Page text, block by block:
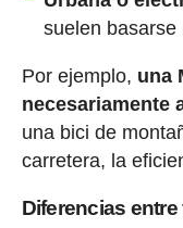
suelen basarse
Por ejemplo, una
necesariamente
una bici de
carretera, la
Diferencias